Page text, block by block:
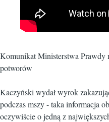
Komunikat Ministerstwa Prawdy
potworów
Kaczyński wydał wyrok
podczas mszy - taka informacja
oczywiście o jedną z